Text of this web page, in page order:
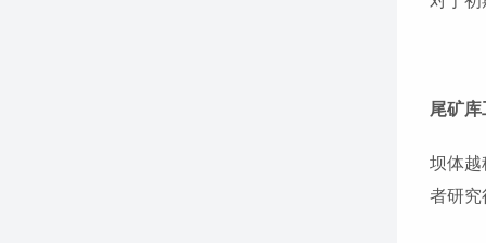
尾矿
坝体越
者研究